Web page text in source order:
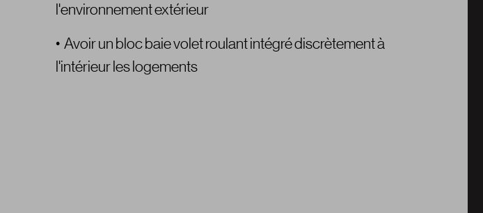
l'environnement extérieur
• Avoir un bloc baie volet roulant intégré discrètement à
l'intérieur les logements